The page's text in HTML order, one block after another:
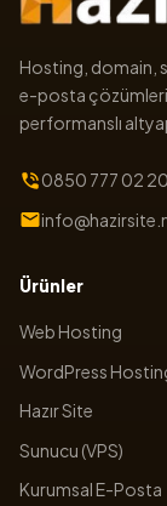
Hosting, domain,
e-posta
performanslı
0850 777 02 20
Ürünler
Web Hosting
WordPress
Hazır Site
Sunucu (VPS)
Kurumsal E-Posta